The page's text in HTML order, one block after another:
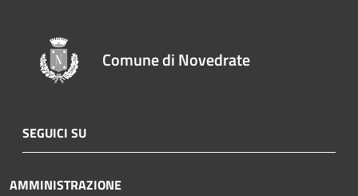
Comune di Novedrate
SEGUICI SU
AMMINISTRAZIONE